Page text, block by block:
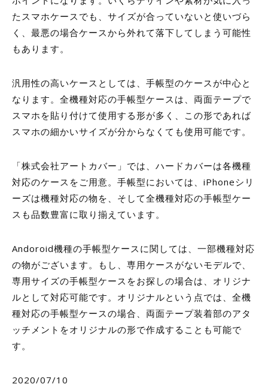
たスマホケースでも、サイズが合っていないと使いづら
く、最悪の場合ケースから外れて落下してしまう可能性
もあります。
汎用性の高いケースとしては、手帳型のケースが中心と
なります。全機種対応の手帳型ケースは、両面テープで
スマホを貼り付けて使用する形が多く、この形であれば
スマホの細かいサイズが分からなくても使用可能です。
「株式会社アートカバー」では、ハードカバーは各機種
対応のケースをご用意。手帳型においては、iPhoneシリ
ーズは機種対応の物を、そして全機種対応の手帳型ケー
スも品数豊富に取り揃えています。
Andoroid機種の手帳型ケースに関しては、一部機種対応
の物がございます。もし、専用ケースがないモデルで、
専用サイズの手帳型ケースをお探しの場合は、オリジナ
ルとして対応可能です。オリジナルという点では、全機
種対応の手帳型ケースの場合、両面テープ装着部のアタ
ッチメントをオリジナルの形で作成することも可能で
す。
2020/07/10